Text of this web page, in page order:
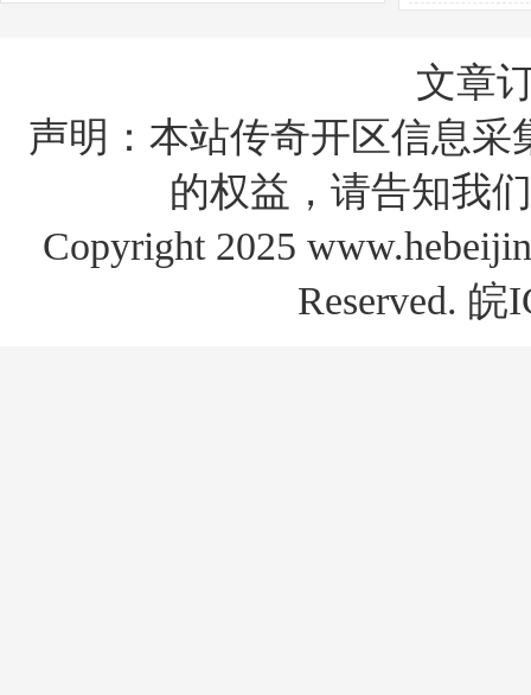
文章
声明：本站传奇开区信息
的权益，请告知我
Copyright 2025
Reserved. 皖